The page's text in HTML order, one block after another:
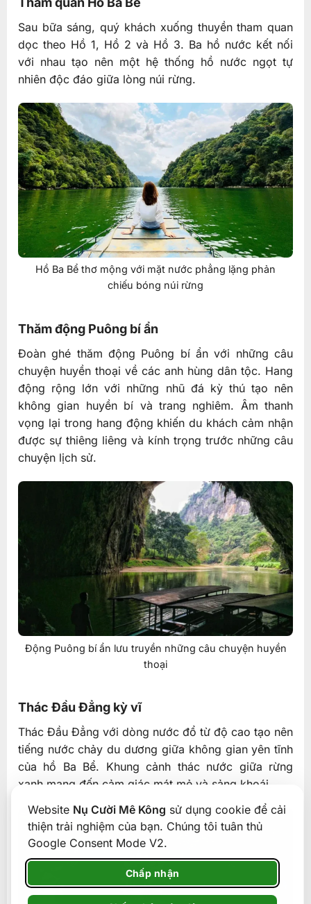
Website Nụ Cười Mê Kông sử dụng cookie để cải
thiện trải nghiệm của bạn. Chúng tôi tuân thủ
Google Consent Mode V2.
Chấp nhận
Sau bữa sáng, quý khách xuống thuyền tham quan
dọc theo Hồ 1, Hồ 2 và Hồ 3. Ba hồ nước kết nối
với nhau tạo nên một hệ thống hồ nước ngọt tự
nhiên độc đáo giữa lòng núi rừng.
Hồ Ba Bể thơ mộng với mặt nước phẳng lặng phản
chiếu bóng núi rừng
Thăm động Puông bí ẩn
Đoàn ghé thăm động Puông bí ẩn với những câu
chuyện huyền thoại về các anh hùng dân tộc. Hang
động rộng lớn với những nhũ đá kỳ thú tạo nên
không gian huyền bí và trang nghiêm. Âm thanh
vọng lại trong hang động khiến du khách cảm nhận
được sự thiêng liêng và kính trọng trước những câu
chuyện lịch sử.
Động Puông bí ẩn lưu truyền những câu chuyện huyền
thoại
Thác Đầu Đẳng kỳ vĩ
Thác Đầu Đẳng với dòng nước đổ từ độ cao tạo nên
tiếng nước chảy du dương giữa không gian yên tĩnh
của hồ Ba Bể. Khung cảnh thác nước giữa rừng
xanh mang đến cảm giác mát mẻ và sảng khoái.